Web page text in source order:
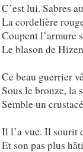
C’est lui. Sabres
La cordelière
Coupent l’armure
Le blason de
Ce beau guerrier
Sous le bronze, la
Semble un
Il l’a vue. Il sourit
Et son pas plus